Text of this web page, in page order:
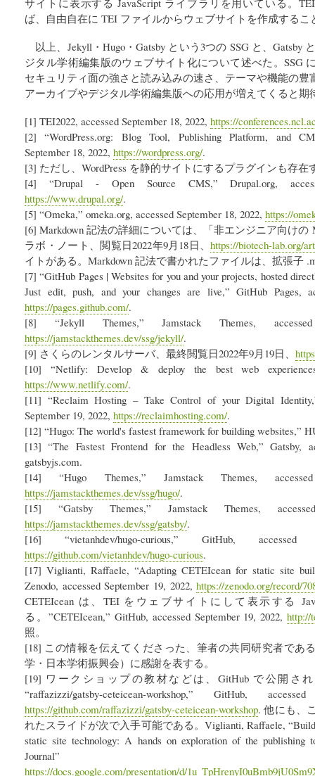
サイトに表示する JavaScript ライブラリを用いている。
ば、自由自在に TEI ファイルからウェブサイトを作成する
以上、Jekyll・Hugo・Gatsby という3つの SSG と、Gatsby
ジタル学術編集版のウェブサイト化について述べた。SSG
セキュリティ面の強さと読み込みの速さ、テーマや機能の
アーカイブやデジタル学術編集版への応用が増えてくると期
[1] TEI2022, accessed September 18, 2022, https://
[2] “WordPress.org: Blog Tool, Publishing Platform, and
September 18, 2022, https://wordpress.org/.
[3] ただし、WordPress を静的サイトにするプラグインも存在
[4] “Drupal - Open Source CMS,” Drupal.org,
https://www.drupal.org/.
[5] “Omeka,” omeka.org, accessed September 18, 2022, https://
[6] Markdown 記法の詳細については、「非エンジニア向けの
ラボ・ノート、閲覧日2022年9月18日、https://biotech-lab.org/
イトがある。Markdown 記法で書かれたファイルは、拡張子
[7] “GitHub Pages | Websites for you and your projects, hosted
Just edit, push, and your changes are live,” GitHub Pages,
https://pages.github.com/.
[8] “Jekyll Themes,” Jamstack Themes,
https://jamstackthemes.dev/ssg/jekyll/.
[9] さくらのレンタルサーバ、最終閲覧日2022年9月19日、
[10] “Netlify: Develop & deploy the best web
https://www.netlify.com/.
[11] “Reclaim Hosting – Take Control of your Digital
September 19, 2022, https://reclaimhosting.com/.
[12] “Hugo: The world's fastest framework for building websites,”
[13] “The Fastest Frontend for the Headless Web,” Gatsby,
gatsbyjs.com.
[14] “Hugo Themes,” Jamstack Themes,
https://jamstackthemes.dev/ssg/hugo/.
[15] “Gatsby Themes,” Jamstack Themes,
https://jamstackthemes.dev/ssg/gatsby/.
[16] “vietanhdev/hugo-curious,” GitHub,
https://github.com/vietanhdev/hugo-curious.
[17] Viglianti, Raffaele, “Adapting CETEIcean for static site
Zenodo, accessed September 19, 2022,https://zenodo.org/record/
CETEIcean は、TEI をウェブサイトにして表示する
る。”CETEIcean,” GitHub, accessed September 19, 2022,http://
照。
[18] この情報を伝えてくださった、筆者の共同研究者であ
学・日本学術振興会）に感謝を表する。
[19] ワークショップの教材などは、GitHub で公開され
“raffazizzi/gatsby-ceteicean-workshop,” GitHub,
https://github.com/raffazizzi/gatsby-ceteicean-workshop. 他にも、
れたスライドが次で入手可能である。Viglianti, Raffaele,
static site technology: A hands on exploration of the publishing
Journal”
https://docs.google.com/presentation/d/